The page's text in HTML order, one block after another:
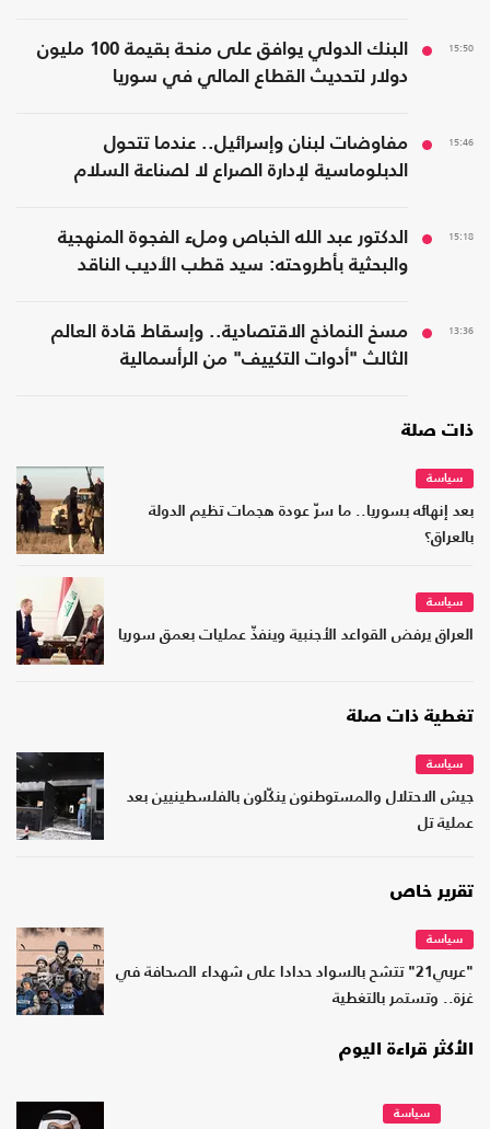
15:50
البنك الدولي يوافق على منحة بقيمة 100 مليون
دولار لتحديث القطاع المالي في سوريا
15:46
مفاوضات لبنان وإسرائيل.. عندما تتحول
الدبلوماسية لإدارة الصراع لا لصناعة السلام
15:18
الدكتور عبد الله الخباص وملء الفجوة المنهجية
والبحثية بأطروحته: سيد قطب الأديب الناقد
13:36
مسخ النماذج الاقتصادية.. وإسقاط قادة العالم
الثالث "أدوات التكييف" من الرأسمالية
ذات صلة
سياسة
بعد إنهائه بسوريا.. ما سرّ عودة هجمات تظيم الدولة
بالعراق؟
سياسة
العراق يرفض القواعد الأجنبية وينفذّ عمليات بعمق سوريا
تغطية ذات صلة
سياسة
جيش الاحتلال والمستوطنون ينكّلون بالفلسطينيين بعد
عملية تل
تقرير خاص
سياسة
"عربي21" تتشح بالسواد حدادا على شهداء الصحافة في
غزة.. وتستمر بالتغطية
الأكثر قراءة اليوم
سياسة